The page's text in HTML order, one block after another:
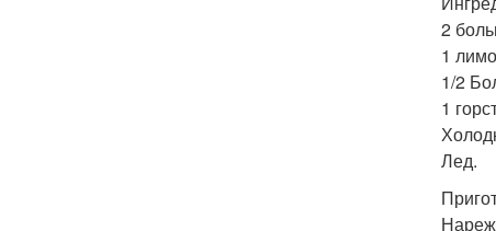
2
1
1/2
1
Лед.